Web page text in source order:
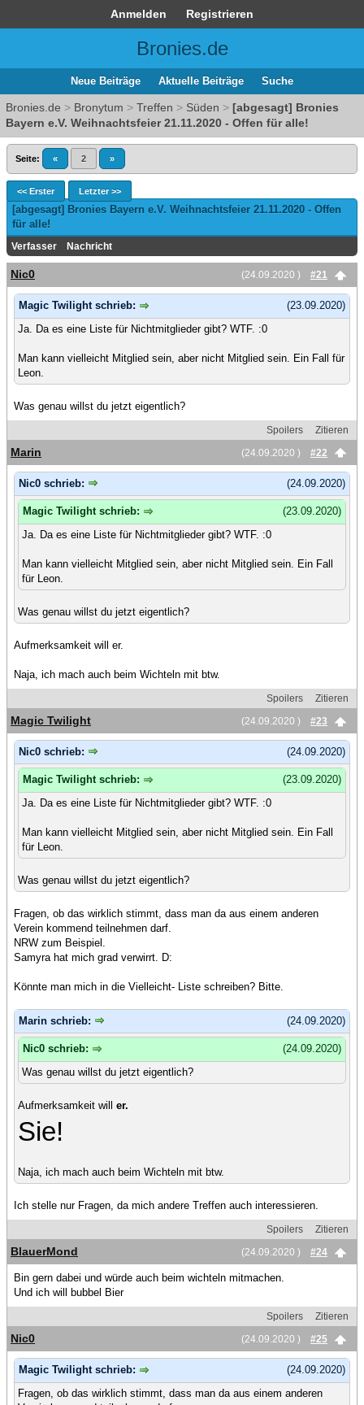
Anmelden Registrieren
Bronies.de
Neue Beiträge Aktuelle Beiträge Suche
Bronies.de > Bronytum > Treffen > Süden > [abgesagt] Bronies
Bayern e.V. Weihnachtsfeier 21.11.2020 - Offen für alle!
Seite: « 2 »
<< Erster Letzter >>
[abgesagt] Bronies Bayern e.V. Weihnachtsfeier 21.11.2020 - Offen
für alle!
Verfasser Nachricht
(24.09.2020 ) #21
Nic0
(23.09.2020)
Magic Twilight schrieb:
Ja. Da es eine Liste für Nichtmitglieder gibt? WTF. :0
Man kann vielleicht Mitglied sein, aber nicht Mitglied sein. Ein Fall für
Leon.
Was genau willst du jetzt eigentlich?
Spoilers
Zitieren
(24.09.2020 )
#22
Marin
(24.09.2020)
Nic0 schrieb:
(23.09.2020)
Magic Twilight schrieb:
Ja. Da es eine Liste für Nichtmitglieder gibt? WTF. :0
Man kann vielleicht Mitglied sein, aber nicht Mitglied sein. Ein Fall
für Leon.
Was genau willst du jetzt eigentlich?
Aufmerksamkeit will er.
Naja, ich mach auch beim Wichteln mit btw.
Spoilers
Zitieren
(24.09.2020 )
#23
Magic Twilight
(24.09.2020)
Nic0 schrieb:
(23.09.2020)
Magic Twilight schrieb:
Ja. Da es eine Liste für Nichtmitglieder gibt? WTF. :0
Man kann vielleicht Mitglied sein, aber nicht Mitglied sein. Ein Fall
für Leon.
Was genau willst du jetzt eigentlich?
Fragen, ob das wirklich stimmt, dass man da aus einem anderen
Verein kommend teilnehmen darf.
NRW zum Beispiel.
Samyra hat mich grad verwirrt. D:
Könnte man mich in die Vielleicht- Liste schreiben? Bitte.
(24.09.2020)
Marin schrieb:
(24.09.2020)
Nic0 schrieb:
Was genau willst du jetzt eigentlich?
Aufmerksamkeit will er.
Sie!
Naja, ich mach auch beim Wichteln mit btw.
Ich stelle nur Fragen, da mich andere Treffen auch interessieren.
Spoilers
Zitieren
(24.09.2020 )
#24
BlauerMond
Bin gern dabei und würde auch beim wichteln mitmachen.
Und ich will bubbel Bier
Spoilers
Zitieren
(24.09.2020 )
#25
Nic0
(24.09.2020)
Magic Twilight schrieb:
Fragen, ob das wirklich stimmt, dass man da aus einem anderen